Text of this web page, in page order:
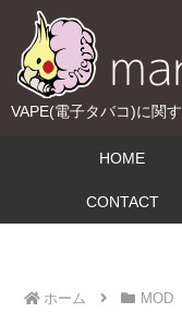
VAPE(電子タバコ)に関
HOME
CONTACT
ホーム MOD